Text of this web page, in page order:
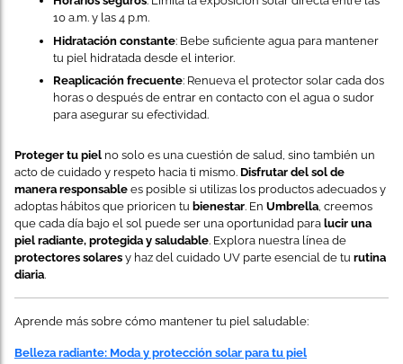
10 a.m. y las 4 p.m.
Hidratación constante: Bebe suficiente agua para mantener
tu piel hidratada desde el interior.
Reaplicación frecuente: Renueva el protector solar cada dos
horas o después de entrar en contacto con el agua o sudor
para asegurar su efectividad.
Proteger tu piel no solo es una cuestión de salud, sino también un
acto de cuidado y respeto hacia ti mismo. Disfrutar del sol de
manera responsable es posible si utilizas los productos adecuados y
adoptas hábitos que prioricen tu bienestar. En Umbrella , creemos
que cada día bajo el sol puede ser una oportunidad para lucir una
piel radiante, protegida y saludable. Explora nuestra línea de
protectores solares y haz del cuidado UV parte esencial de tu rutina
diaria.
Aprende más sobre cómo mantener tu piel saludable:
Belleza radiante: Moda y protección solar para tu piel